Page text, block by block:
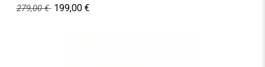
279,00€ 199,00€